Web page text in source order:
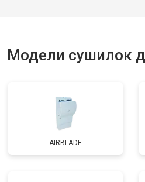
Модели сушилок
AIRBLADE